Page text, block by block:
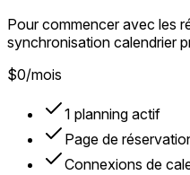
Pour commencer avec les
synchronisation calendrier
$0/mois
1 planning actif
Page de
Connexions de